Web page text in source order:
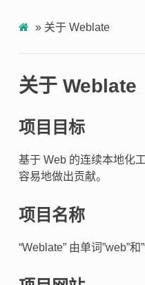
» 关于 Weblate
关于 Weblate
项目目标
基于 Web 的连续本地化
容易地做出贡献。
项目名称
“Weblate” 由单词”web”和